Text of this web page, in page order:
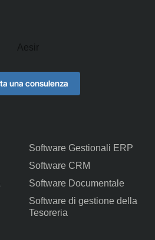
Software Gestionali ERP
Software CRM
Software Documentale
Software di gestione della
Tesoreria
una consulenza